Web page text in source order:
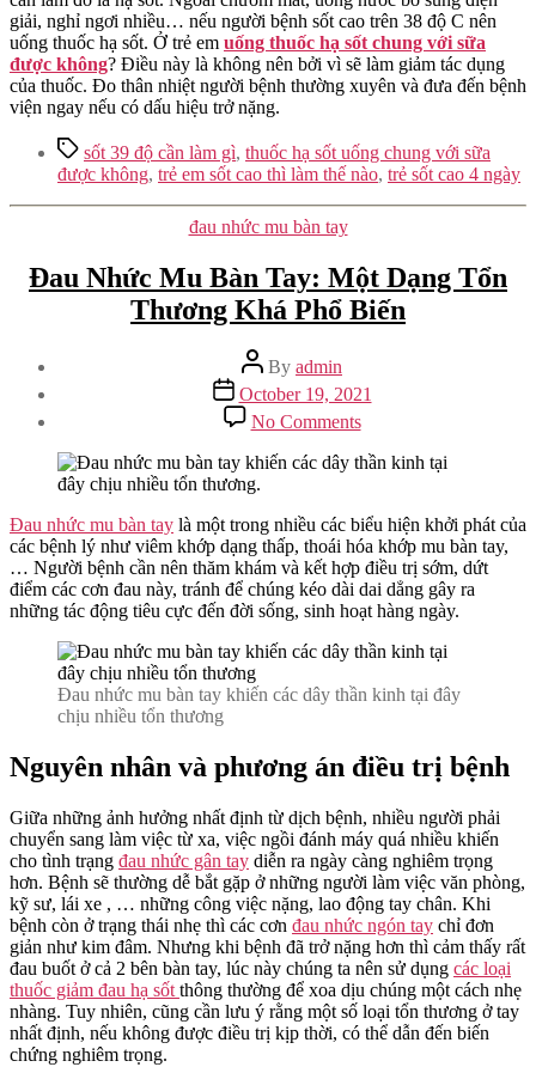
giải, nghỉ ngơi nhiều… nếu người bệnh sốt cao trên 38 độ C nên
uống thuốc hạ sốt. Ở trẻ em uống thuốc hạ sốt chung với sữa
được không? Điều này là không nên bởi vì sẽ làm giảm tác dụng
của thuốc. Đo thân nhiệt người bệnh thường xuyên và đưa đến bệnh
viện ngay nếu có dấu hiệu trở nặng.
Tagssốt 39 độ cần làm gì, thuốc hạ sốt uống chung với sữa
được không, trẻ em sốt cao thì làm thế nào, trẻ sốt cao 4 ngày
Categories
đau nhức mu bàn tay
Đau Nhức Mu Bàn Tay: Một Dạng Tổn
Thương Khá Phổ Biến
Post
author
By admin
Post
date
October 19, 2021
No Commentson
Đau
Nhức
Tay:
Một
Dạng
Tổn
Thương
Phổ
Đau nhức mu bàn tay là một trong nhiều các biểu hiện khởi phát của
các bệnh lý như viêm khớp dạng thấp, thoái hóa khớp mu bàn tay,
… Người bệnh cần nên thăm khám và kết hợp điều trị sớm, dứt
điểm các cơn đau này, tránh để chúng kéo dài dai dẳng gây ra
những tác động tiêu cực đến đời sống, sinh hoạt hàng ngày.
Đau nhức mu bàn tay khiến các dây thần kinh tại đây
chịu nhiều tổn thương
Nguyên nhân và phương án điều trị bệnh
Giữa những ảnh hưởng nhất định từ dịch bệnh, nhiều người phải
chuyển sang làm việc từ xa, việc ngồi đánh máy quá nhiều khiến
cho tình trạng đau nhức gân tay diễn ra ngày càng nghiêm trọng
hơn. Bệnh sẽ thường dễ bắt gặp ở những người làm việc văn phòng,
kỹ sư, lái xe , … những công việc nặng, lao động tay chân. Khi
bệnh còn ở trạng thái nhẹ thì các cơn đau nhức ngón tay chỉ đơn
giản như kim đâm. Nhưng khi bệnh đã trở nặng hơn thì cảm thấy rất
đau buốt ở cả 2 bên bàn tay, lúc này chúng ta nên sử dụng các loại
thuốc giảm đau hạ sốt thông thường để xoa dịu chúng một cách nhẹ
nhàng. Tuy nhiên, cũng cần lưu ý rằng một số loại tổn thương ở tay
nhất định, nếu không được điều trị kịp thời, có thể dẫn đến biến
chứng nghiêm trọng.